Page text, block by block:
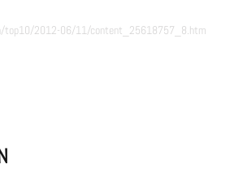
top10/2012-06/11/content_25618757_8.htm